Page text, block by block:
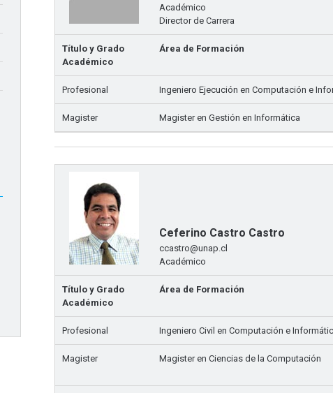
Académico
Director de Carrera
Título y Grado
Académico
Área de Formación
Profesional Ingeniero Ejecución en Computación e
Magister Magister en Gestión en Informática
Ceferino Castro Castro
ccastro@unap.cl
Académico
Título y Grado
Académico
Área de Formación
Profesional Ingeniero Civil en Computación e
Magister Magister en Ciencias de la Computación